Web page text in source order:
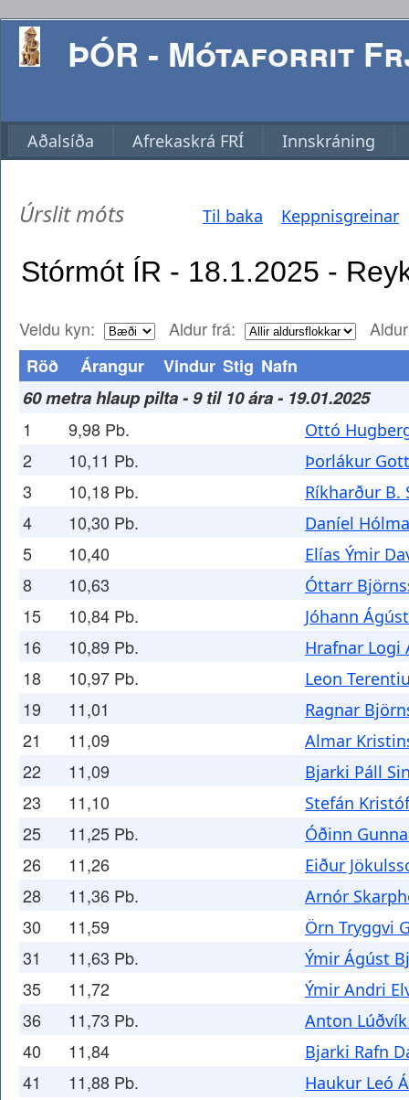
ÞÓR - Mótaforrit
Aðalsíða Afrekaskrá FRÍ Innskráning
Úrslit móts Til baka Keppnisgreinar
Veldu kyn: Aldur frá:
Röð
Árangur Vindur Stig Nafn
60 metra hlaup pilta - 9 til 10 ára - 19.01.2025
1 9,98 Pb. Ottó
2 10,11 Pb. Þorlákur
3 10,18 Pb. Ríkharður B.
4 10,30 Pb. Daníel
5 10,40 Elías Ýmir
8 10,63 Óttarr
15 10,84 Pb. Jóhann
16 10,89 Pb. Hrafnar Logi
18 10,97 Pb. Leon
19 11,01 Ragnar
21 11,09 Almar
22 11,09 Bjarki Páll
23 11,10 Stefán
25 11,25 Pb. Óðinn
26 11,26 Eiður
28 11,36 Pb. Arnór
30 11,59 Örn Tryggvi
31 11,63 Pb. Ýmir Ágúst
35 11,72 Ýmir Andri
36 11,73 Pb. Anton
40 11,84 Bjarki Rafn
41 11,88 Pb. Haukur Leó